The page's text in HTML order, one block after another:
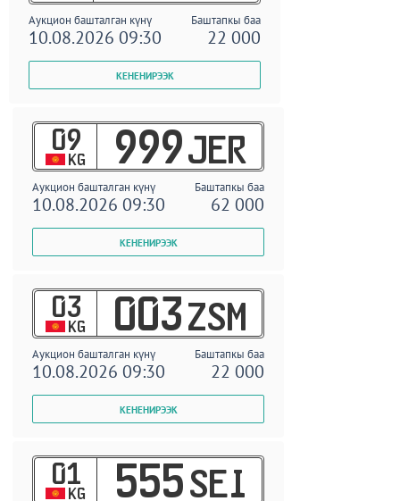
Аукцион башталган күнү Баштапкы баа
10.08.2026 09:30 22 000
09
KG 999 JER
Аукцион башталган күнү Баштапкы баа
10.08.2026 09:30 62 000
03
KG 003 ZSM
Аукцион башталган күнү Баштапкы баа
10.08.2026 09:30 22 000
01
KG 555 SEI